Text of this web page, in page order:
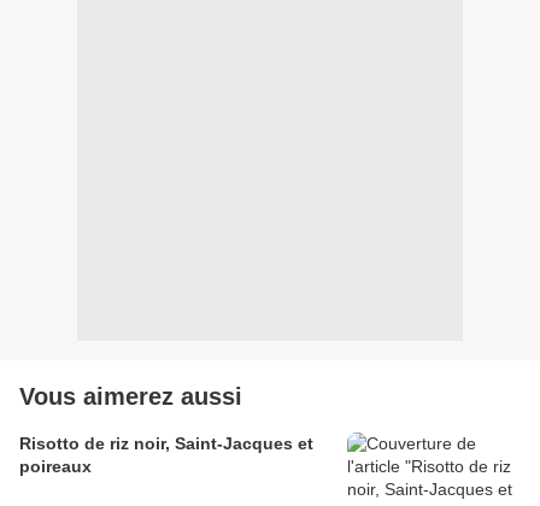
Vous aimerez aussi
Risotto de riz noir, Saint-Jacques et
poireaux